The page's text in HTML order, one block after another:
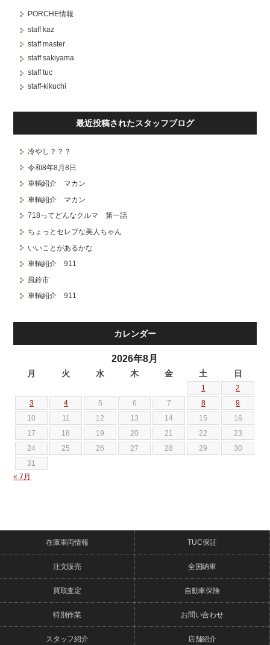
PORCHE情報
staff kaz
staff master
staff sakiyama
staff tuc
staff-kikuchi
最近投稿されたスタッフブログ
冷やし？？？
令和8年8月8日
車輌紹介 マカン
車輌紹介 マカン
718ってどんなクルマ 第一話
ちょっとセレブな美人ちゃん
いいことがあるかな
車輌紹介 911
風鈴市
車輌紹介 911
カレンダー
2026年8月
月 火 水 木 金 土 日
1
2
3
4 5 6 7 8
9
10
11 12 13 14 15
16
17
18 19 20 21 22
23
24
25 26 27 28 29
30
31
« 7月
在庫車両情報 TUC保証
注文販売 全国納車
買取査定 自動車保険
特別作業 お問い合わせ
スタッフ紹介 店舗紹介